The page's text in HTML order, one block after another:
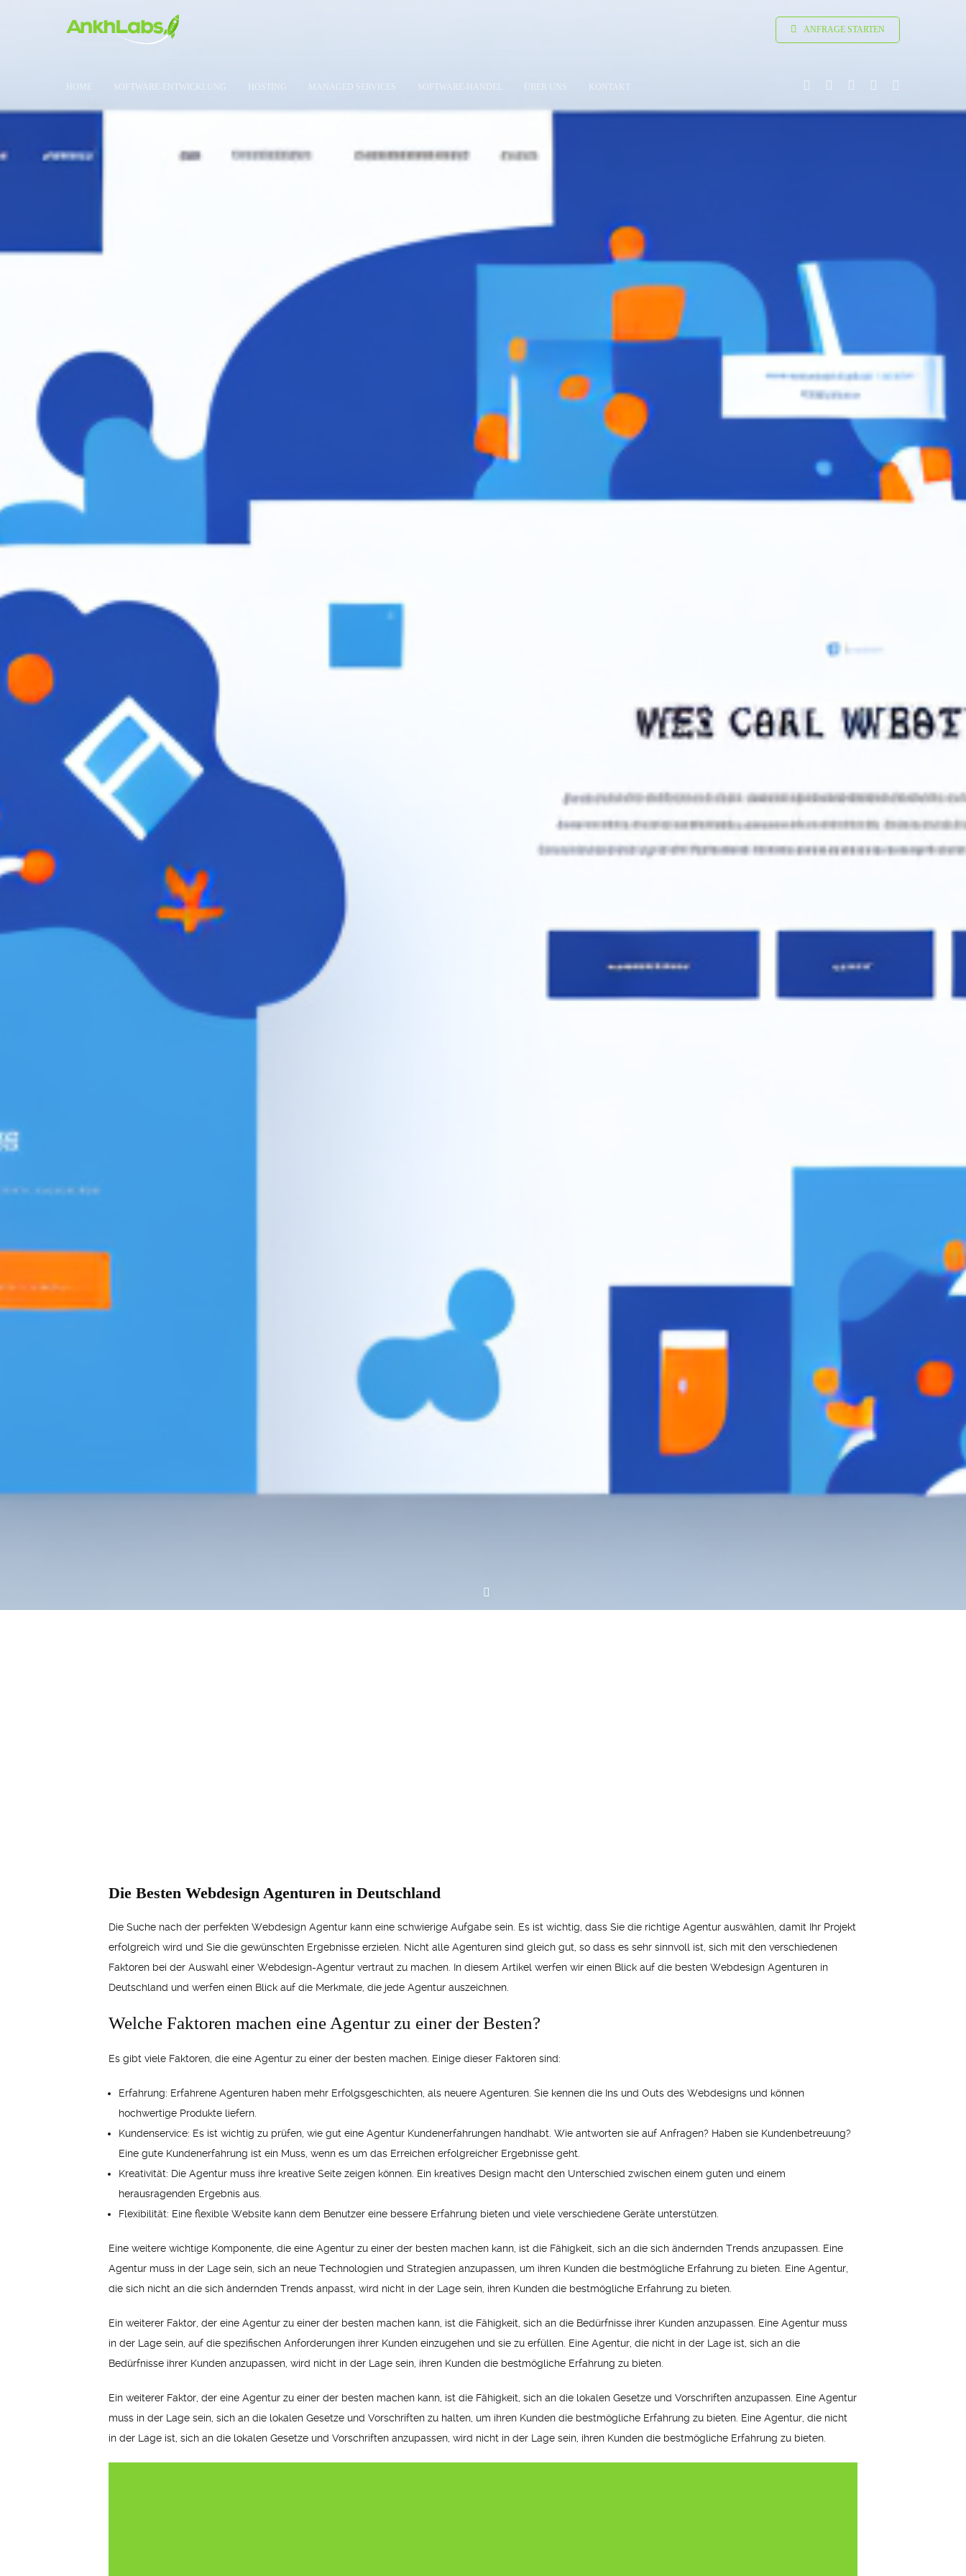
ANFRAGE STARTEN
HOME SOFTWARE-ENTWICKLUNG HOSTING MANAGED SERVICES SOFTWARE-HANDEL ÜBER UNS KONTAKT
Die Besten Webdesign Agenturen in Deutschland
Die Suche nach der perfekten Webdesign Agentur kann eine schwierige Aufgabe sein. Es ist wichtig, dass Sie die richtige Agentur auswählen, damit Ihr Projekt
erfolgreich wird und Sie die gewünschten Ergebnisse erzielen. Nicht alle Agenturen sind gleich gut, so dass es sehr sinnvoll ist, sich mit den verschiedenen
Faktoren bei der Auswahl einer Webdesign-Agentur vertraut zu machen. In diesem Artikel werfen wir einen Blick auf die besten Webdesign Agenturen in
Deutschland und werfen einen Blick auf die Merkmale, die jede Agentur auszeichnen.
Welche Faktoren machen eine Agentur zu einer der Besten?
Es gibt viele Faktoren, die eine Agentur zu einer der besten machen. Einige dieser Faktoren sind:
Erfahrung: Erfahrene Agenturen haben mehr Erfolgsgeschichten, als neuere Agenturen. Sie kennen die Ins und Outs des Webdesigns und können
hochwertige Produkte liefern.
Kundenservice: Es ist wichtig zu prüfen, wie gut eine Agentur Kundenerfahrungen handhabt. Wie antworten sie auf Anfragen? Haben sie Kundenbetreuung?
Eine gute Kundenerfahrung ist ein Muss, wenn es um das Erreichen erfolgreicher Ergebnisse geht.
Kreativität: Die Agentur muss ihre kreative Seite zeigen können. Ein kreatives Design macht den Unterschied zwischen einem guten und einem
herausragenden Ergebnis aus.
Flexibilität: Eine flexible Website kann dem Benutzer eine bessere Erfahrung bieten und viele verschiedene Geräte unterstützen.
Eine weitere wichtige Komponente, die eine Agentur zu einer der besten machen kann, ist die Fähigkeit, sich an die sich ändernden Trends anzupassen. Eine
Agentur muss in der Lage sein, sich an neue Technologien und Strategien anzupassen, um ihren Kunden die bestmögliche Erfahrung zu bieten. Eine Agentur,
die sich nicht an die sich ändernden Trends anpasst, wird nicht in der Lage sein, ihren Kunden die bestmögliche Erfahrung zu bieten.
Ein weiterer Faktor, der eine Agentur zu einer der besten machen kann, ist die Fähigkeit, sich an die Bedürfnisse ihrer Kunden anzupassen. Eine Agentur muss
in der Lage sein, auf die spezifischen Anforderungen ihrer Kunden einzugehen und sie zu erfüllen. Eine Agentur, die nicht in der Lage ist, sich an die
Bedürfnisse ihrer Kunden anzupassen, wird nicht in der Lage sein, ihren Kunden die bestmögliche Erfahrung zu bieten.
Ein weiterer Faktor, der eine Agentur zu einer der besten machen kann, ist die Fähigkeit, sich an die lokalen Gesetze und Vorschriften anzupassen. Eine Agentur
muss in der Lage sein, sich an die lokalen Gesetze und Vorschriften zu halten, um ihren Kunden die bestmögliche Erfahrung zu bieten. Eine Agentur, die nicht
in der Lage ist, sich an die lokalen Gesetze und Vorschriften anzupassen, wird nicht in der Lage sein, ihren Kunden die bestmögliche Erfahrung zu bieten.